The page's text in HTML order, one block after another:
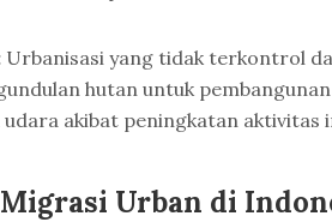
Urbanisasi yang tidak terkontrol
hutan untuk
akibat peningkatan aktivitas
Urban di